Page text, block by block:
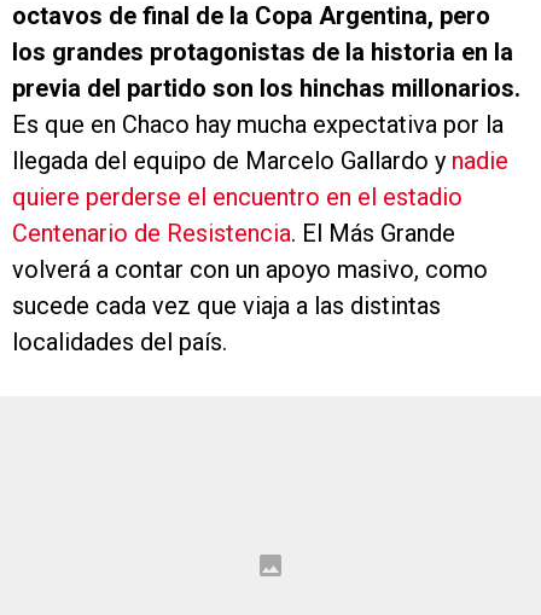
octavos de final de la Copa Argentina, pero
los grandes protagonistas de la historia en la
previa del partido son los hinchas millonarios.
Es que en Chaco hay mucha expectativa por la
llegada del equipo de Marcelo Gallardo y nadie
quiere perderse el encuentro en el estadio
Centenario de Resistencia. El Más Grande
volverá a contar con un apoyo masivo, como
sucede cada vez que viaja a las distintas
localidades del país.